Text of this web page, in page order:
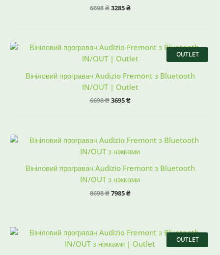
6698₴3285₴
Вініловий програвач Audizio Fremont з Bluetooth
IN/OUT | Outlet
6698₴
Оригінальна
6698 ₴.
3695₴
Поточна
ціна:
3695 ₴.
OUTLET
Вініловий програвач Audizio Fremont з Bluetooth
IN/OUT з ніжками
8698₴
Оригінальна
8698 ₴.
7985₴
Поточна
7985 ₴.
Оригінальна
8698 ₴.
Поточна
4995 ₴.
OUTLET